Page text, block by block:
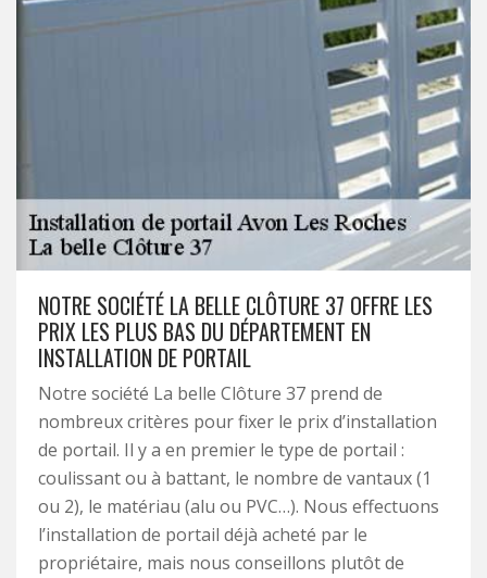
NOTRE SOCIÉTÉ LA BELLE CLÔTURE 37 OFFRE LES
PRIX LES PLUS BAS DU DÉPARTEMENT EN
INSTALLATION DE PORTAIL
Notre société La belle Clôture 37 prend de
nombreux critères pour fixer le prix d’installation
de portail. Il y a en premier le type de portail :
coulissant ou à battant, le nombre de vantaux (1
ou 2), le matériau (alu ou PVC…). Nous effectuons
l’installation de portail déjà acheté par le
propriétaire, mais nous conseillons plutôt de